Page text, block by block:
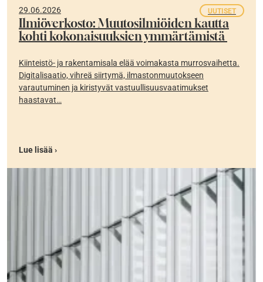
29.06.2026 UUTISET
Ilmiöverkosto: Muutosilmiöiden kautta
kohti kokonaisuuksien ymmärtämistä
Kiinteistö- ja rakentamisala elää voimakasta murrosvaihetta.
Digitalisaatio, vihreä siirtymä, ilmastonmuutokseen
varautuminen ja kiristyvät vastuullisuusvaatimukset
haastavat…
Lue lisää ›